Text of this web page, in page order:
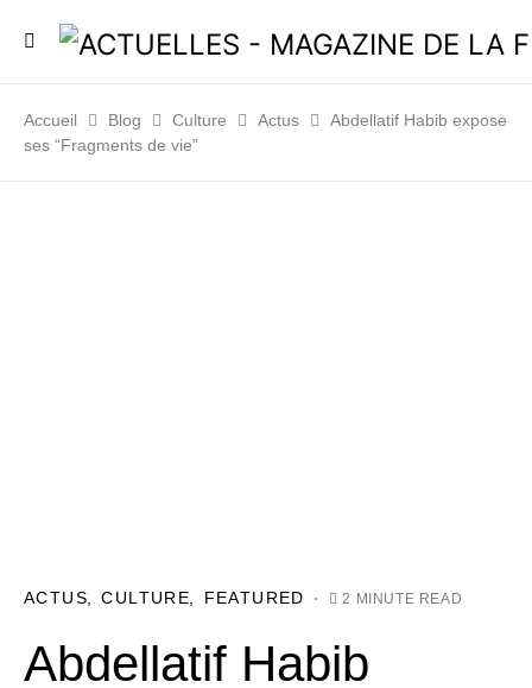
Accueil Blog Culture Actus
Abdellatif Habib expose
ses “Fragments de vie”
ACTUS CULTURE FEATURED 2 MINUTE READ
Abdellatif Habib